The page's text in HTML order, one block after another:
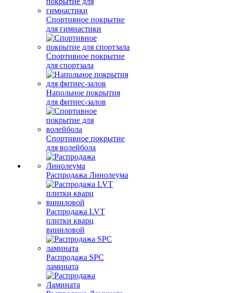
Спортивное покрытие
для гимнастики
Спортивное покрытие
для спортзала
Напольное покрытия
для фитнес-залов
Спортивное покрытие
для волейбола
Распродажа Линолеума
Распродажа LVT
плитки кварц
виниловой
Распродажа SPC
ламината